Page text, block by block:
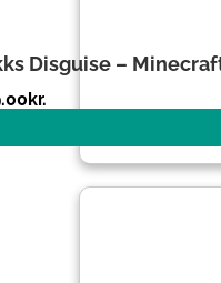
Disguise –
kr.